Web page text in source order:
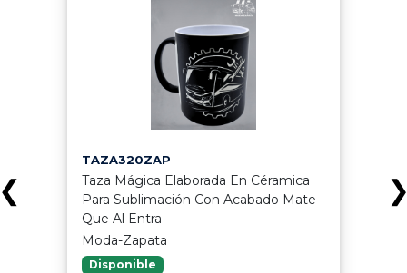
TAZA320ZAP
Taza Mágica Elaborada En Céramica
Para Sublimación Con Acabado Mate
Que Al Entra
Moda-Zapata
Disponible